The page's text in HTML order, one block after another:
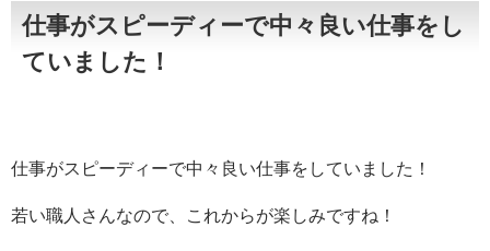
仕事がスピーディーで中々良い仕事をし
ていました！
仕事がスピーディーで中々良い仕事をしていました！
若い職人さんなので、これからが楽しみですね！